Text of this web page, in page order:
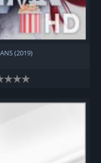
(2019)